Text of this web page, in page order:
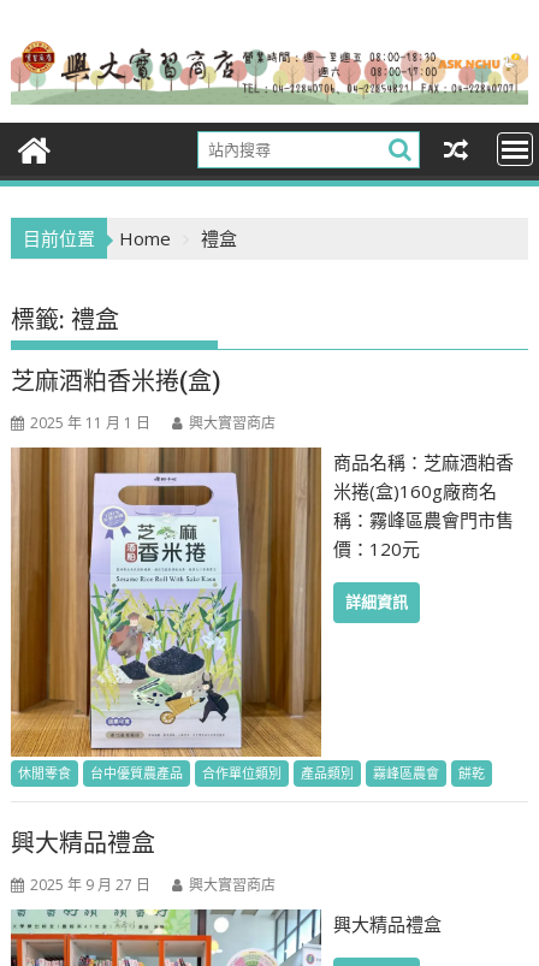
content
目前位置 Home 禮盒
標籤: 禮盒
芝麻酒粕香米捲(盒)
2025 年 11 月 1 日 興大實習商店
商品名稱：芝麻酒粕香
米捲(盒)160g廠商名
稱：霧峰區農會門市售
價：120元
詳細資訊
休閒零食 台中優質農產品 合作單位類別 產品類別 霧峰區農會 餅乾
興大精品禮盒
2025 年 9 月 27 日 興大實習商店
興大精品禮盒